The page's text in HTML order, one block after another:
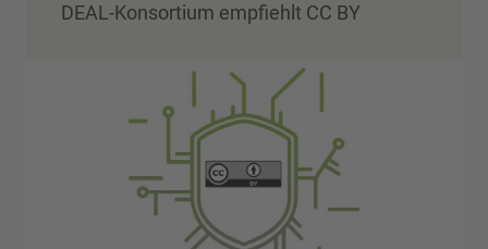
DEAL-Konsortium empfiehlt CC BY